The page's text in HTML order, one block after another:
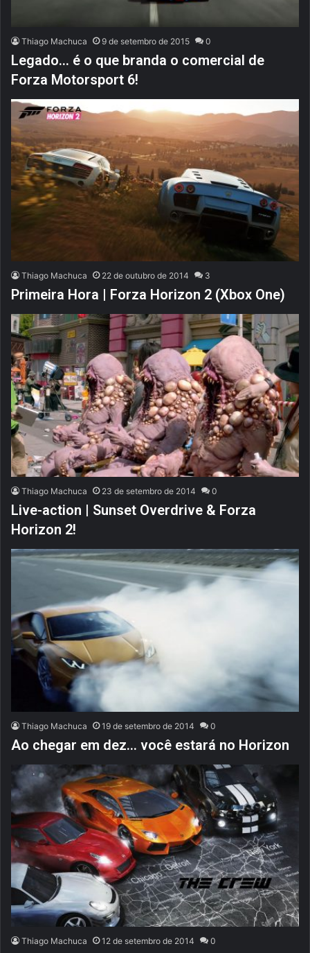
Thiago Machuca 9 de setembro de 2015 0
Legado… é o que branda o comercial de
Forza Motorsport 6!
Thiago Machuca 22 de outubro de 2014 3
Primeira Hora | Forza Horizon 2 (Xbox One)
Thiago Machuca 23 de setembro de 2014 0
Live-action | Sunset Overdrive & Forza
Horizon 2!
Thiago Machuca 19 de setembro de 2014 0
Ao chegar em dez… você estará no Horizon
Thiago Machuca 12 de setembro de 2014 0